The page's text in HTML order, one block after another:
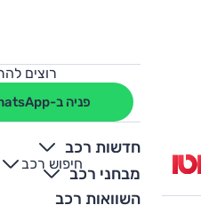
רוצים
פניה ב-WhatsApp
חדשות רכב
מבחני רכב
השוואות רכב
חיפוש רכב
+
-